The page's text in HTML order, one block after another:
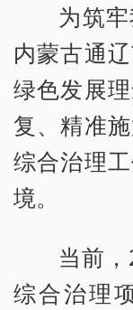
为筑
内蒙古通
绿色发展
复、精准
综合治理
境。
当前
综合治理